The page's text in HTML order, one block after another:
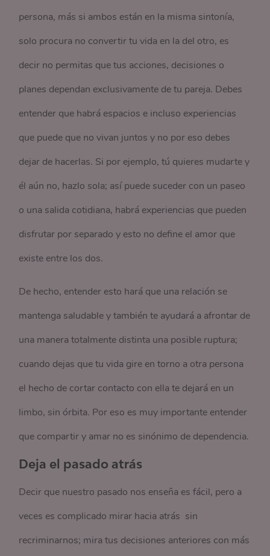
persona, más si ambos están en la misma sintonía,
solo procura no convertir tu vida en la del otro, es
decir no permitas que tus acciones, decisiones o
planes dependan exclusivamente de tu pareja. Debes
entender que habrá espacios e incluso experiencias
que puede que no vivan juntos y no por eso debes
dejar de hacerlas. Si por ejemplo, tú quieres mudarte y
él aún no, hazlo sola; así puede suceder con un paseo
o una salida cotidiana, habrá experiencias que pueden
disfrutar por separado y esto no define el amor que
existe entre los dos.
De hecho, entender esto hará que una relación se
mantenga saludable y también te ayudará a afrontar de
una manera totalmente distinta una posible ruptura;
cuando dejas que tu vida gire en torno a otra persona
el hecho de cortar contacto con ella te dejará en un
limbo, sin órbita. Por eso es muy importante entender
que compartir y amar no es sinónimo de dependencia.
Deja el pasado atrás
Decir que nuestro pasado nos enseña es fácil, pero a
veces es complicado mirar hacia atrás sin
recriminarnos; mira tus decisiones anteriores con más